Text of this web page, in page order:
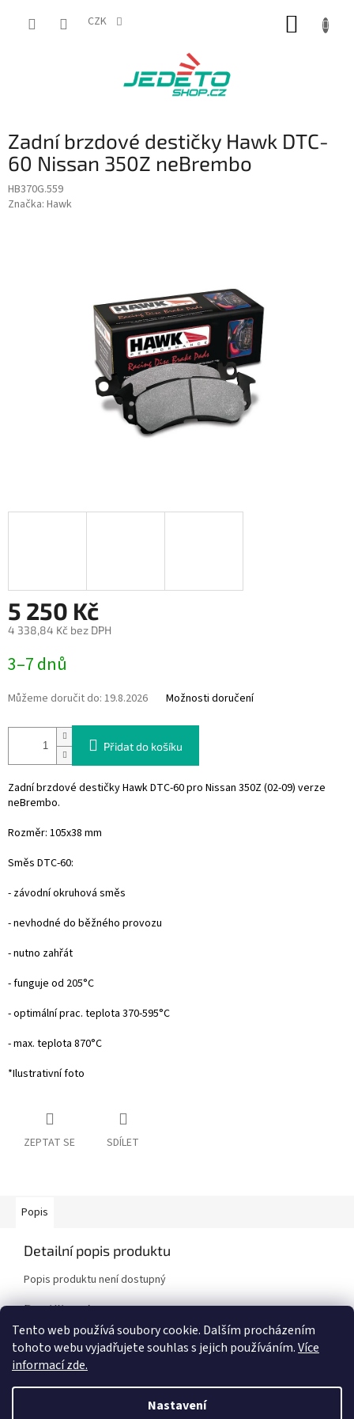
Tento web používá soubory cookie. Dalším procházením
tohoto webu vyjadřujete souhlas s jejich používáním.Více
informací zde.
Nastavení
CZK
Zadní brzdové destičky Hawk DTC-
60 Nissan 350Z neBrembo
HB370G.559
Značka: Hawk
5 250 Kč
4 338,84 Kč bez DPH
cena:
3–7 dnů
Můžeme doručit do: 19.8.2026 Možnosti doručení
Přidat do košíku
Zadní brzdové destičky Hawk DTC-60 pro Nissan 350Z (02-09) verze
neBrembo.
Rozměr: 105x38 mm
Směs DTC-60:
- závodní okruhová směs
- nevhodné do běžného provozu
- nutno zahřát
- funguje od 205°C
- optimální prac. teplota 370-595°C
- max. teplota 870°C
*Ilustrativní foto
ZEPTAT SE SDÍLET
Popis
Detailní popis produktu
Popis produktu není dostupný
Doplňkové parametry
Kategorie:
Brzdové destičky
Značka vozidla:
Nissan